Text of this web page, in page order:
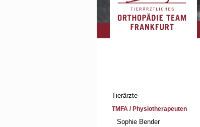
Navigation
Tierärzte
TMFA / Physiotherapeuten
Sophie Bender